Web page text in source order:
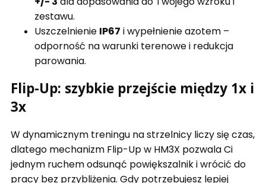
zestawu.
Uszczelnienie IP67 i wypełnienie azotem –
odporność na warunki terenowe i redukcja
parowania.
Flip-Up: szybkie przejście między 1x i
3x
W dynamicznym treningu na strzelnicy liczy się czas,
dlatego mechanizm Flip-Up w HM3X pozwala Ci
jednym ruchem odsunąć powiększalnik i wrócić do
pracy bez przybliżenia. Gdy potrzebujesz lepiej